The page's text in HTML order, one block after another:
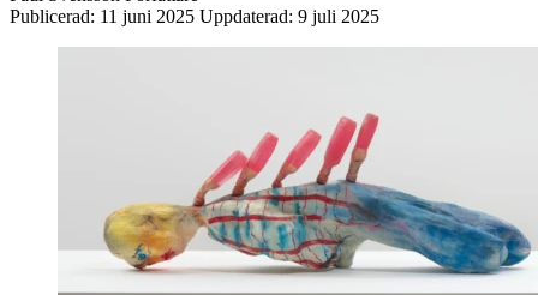
Publicerad: 11 juni 2025 Uppdaterad: 9 juli 2025